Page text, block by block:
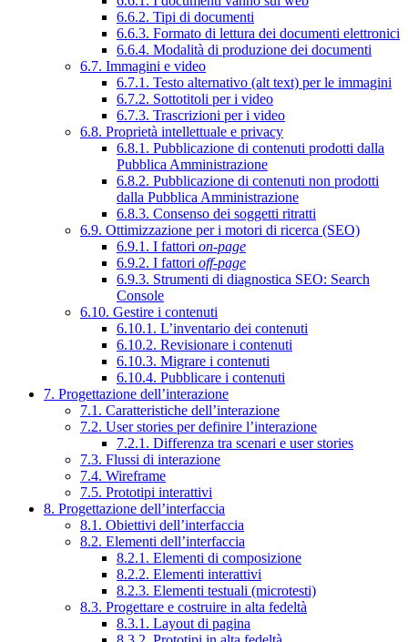
6.6.2. Tipi di documenti
6.6.3. Formato di lettura dei documenti elettronici
6.6.4. Modalità di produzione dei documenti
6.7. Immagini e video
6.7.1. Testo alternativo (alt text) per le immagini
6.7.2. Sottotitoli per i video
6.7.3. Trascrizioni per i video
6.8. Proprietà intellettuale e privacy
6.8.1. Pubblicazione di contenuti prodotti dalla
Pubblica Amministrazione
6.8.2. Pubblicazione di contenuti non prodotti
dalla Pubblica Amministrazione
6.8.3. Consenso dei soggetti ritratti
6.9. Ottimizzazione per i motori di ricerca (SEO)
6.9.1. I fattori on-page
6.9.2. I fattori off-page
6.9.3. Strumenti di diagnostica SEO: Search
Console
6.10. Gestire i contenuti
6.10.1. L’inventario dei contenuti
6.10.2. Revisionare i contenuti
6.10.3. Migrare i contenuti
6.10.4. Pubblicare i contenuti
7. Progettazione dell’interazione
7.1. Caratteristiche dell’interazione
7.2. User stories per definire l’interazione
7.2.1. Differenza tra scenari e user stories
7.3. Flussi di interazione
7.4. Wireframe
7.5. Prototipi interattivi
8. Progettazione dell’interfaccia
8.1. Obiettivi dell’interfaccia
8.2. Elementi dell’interfaccia
8.2.1. Elementi di composizione
8.2.2. Elementi interattivi
8.2.3. Elementi testuali (microtesti)
8.3. Progettare e costruire in alta fedeltà
8.3.1. Layout di pagina